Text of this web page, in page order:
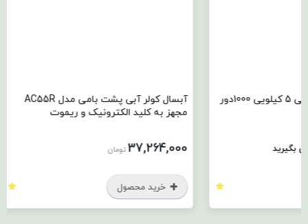
آبسال ماشین لباسشویی 5 کیلویی 1000دور
آبسال کولر آبی پشت بامی مدل AC55R
مجهز به کلید الکترونیک و ریموت
37,264,000 تومان
خرید محصول